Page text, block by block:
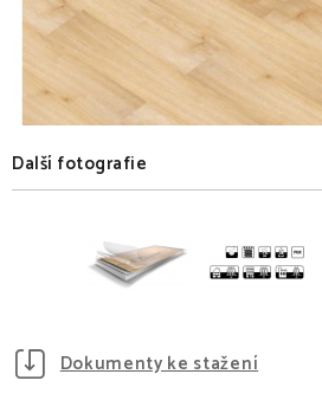
Další fotografie
Dokumenty ke stažení